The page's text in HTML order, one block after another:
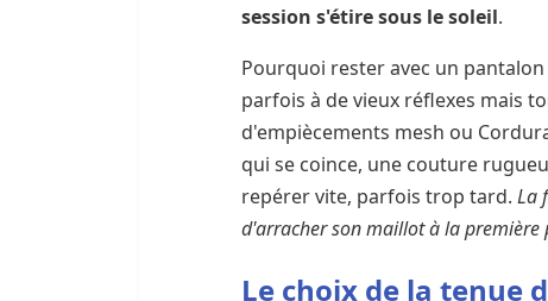
session s'étire sous le soleil.
Pourquoi rester avec un
parfois à de vieux réflexes mais
d'empiècements mesh ou
qui se coince, une couture
repérer vite, parfois trop tard.La
d'arracher son maillot à la première
Le choix de la tenue